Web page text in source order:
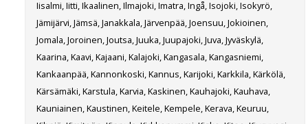
Iisalmi, Iitti, Ikaalinen, Ilmajoki, Imatra, Ingå, Isojoki, Isokyrö,
Jämijärvi, Jämsä, Janakkala, Järvenpää, Joensuu, Jokioinen,
Jomala, Joroinen, Joutsa, Juuka, Juupajoki, Juva, Jyväskylä,
Kaarina, Kaavi, Kajaani, Kalajoki, Kangasala, Kangasniemi,
Kankaanpää, Kannonkoski, Kannus, Karijoki, Karkkila, Kärkölä,
Kärsämäki, Karstula, Karvia, Kaskinen, Kauhajoki, Kauhava,
Kauniainen, Kaustinen, Keitele, Kempele, Kerava, Keuruu,